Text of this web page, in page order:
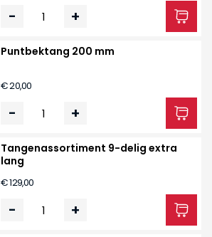
- +
Puntbektang 200 mm
€ 20,00
- +
Tangenassortiment 9-delig extra
lang
€ 129,00
- +